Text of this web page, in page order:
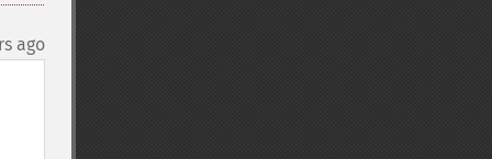
ago